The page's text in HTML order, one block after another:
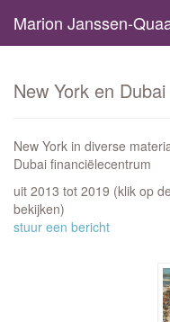
New York en Dubai
New York in diverse
Dubai financiëlecentrum
uit 2013 tot 2019 (klik op
bekijken)
stuur een bericht